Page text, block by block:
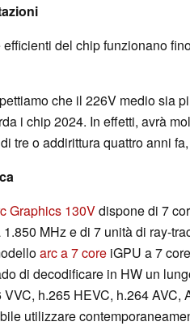
efficienti del chip funzionano
che il 226V medio sia
i chip 2024. In effetti, avrà
tre o addirittura quattro anni
Graphics 130Vdispone di 7
1.850 MHz e di 7 unità di ray-
arc a 7 core iGPU a 7
di decodificare in HW un
VVC, h.265 HEVC, h.264 AVC,
utilizzare